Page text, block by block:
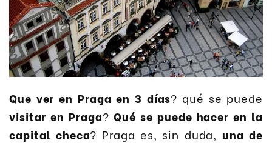
Que ver en Praga en 3 días? qué se puede
visitar en Praga?Qué se puede hacer en la
capital checa? Praga es, sin duda, una de